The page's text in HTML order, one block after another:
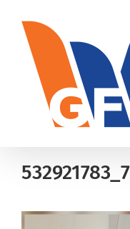
Inhalt
springen